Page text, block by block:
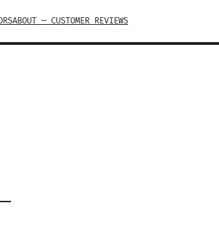
ABOUT — CUSTOMER REVIEWS